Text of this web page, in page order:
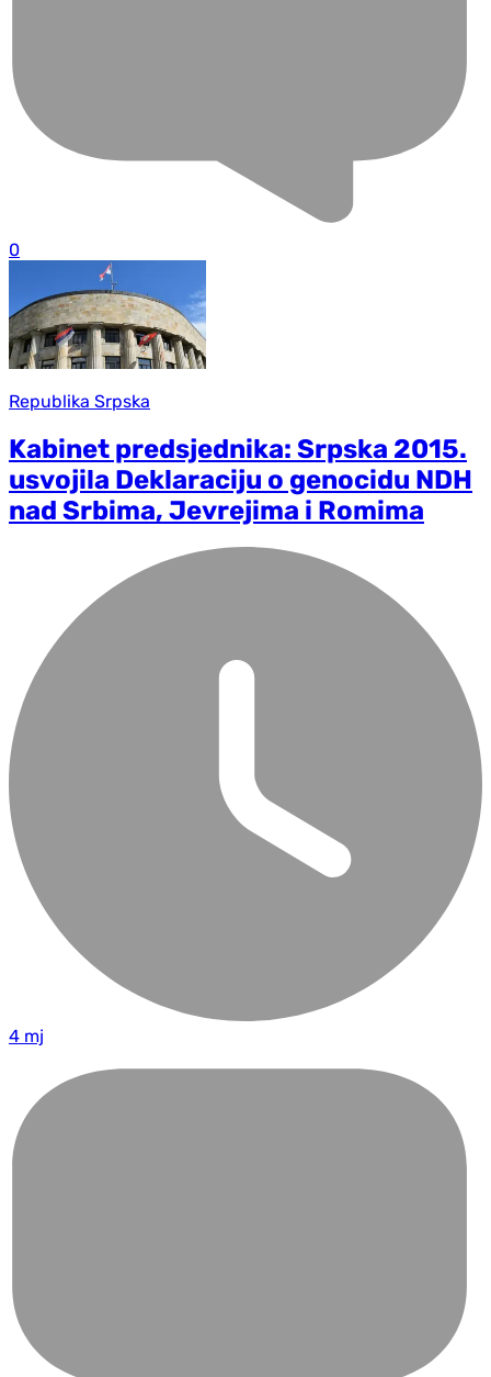
0
Republika Srpska
Kabinet predsjednika: Srpska 2015.
usvojila Deklaraciju o genocidu NDH
nad Srbima, Jevrejima i Romima
4 mj